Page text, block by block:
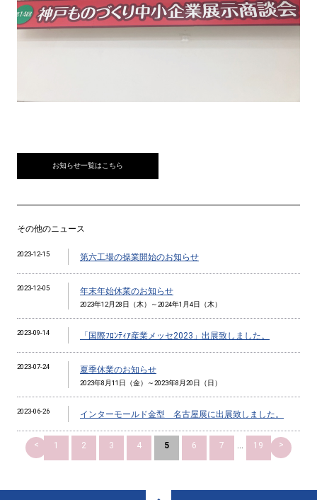
お知らせ一覧はこちら
その他のニュース
2023-12-15 第六工場の操業開始のお知らせ
2023-12-05 年末年始休業のお知らせ
2023年12月28日（木）～2024年1月4日（木）
2023-09-14 「国際ﾌﾛﾝﾃｨｱ産業メッセ2023」出展致しました。
2023-07-24 夏季休業のお知らせ
2023年8月11日（金）～2023年8月20日（日）
2023-06-26 インターモールド金型 名古屋展に出展致しました。
< 1 2 3 4 5 6 7 19 >